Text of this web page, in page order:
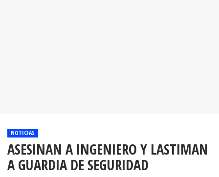
NOTICIAS
ASESINAN A INGENIERO Y LASTIMAN
A GUARDIA DE SEGURIDAD